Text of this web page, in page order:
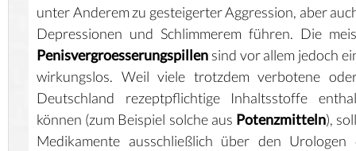
unter Anderem zu gesteigerter Aggression, aber
Depressionen und Schlimmerem führen. Die
Penisvergroesserungspillen sind vor allem jedoch
wirkungslos. Weil viele trotzdem verbotene
Deutschland rezeptpflichtige Inhaltsstoffe
können (zum Beispiel solche aus Potenzmitteln),
Medikamente ausschließlich über den Urologen